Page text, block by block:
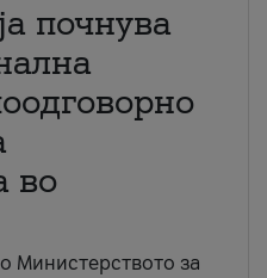
почнува
во
Министерството за